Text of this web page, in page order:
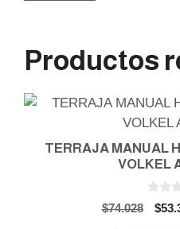
Productos
TERRAJA MANUAL
VOLKEL
$74.028
El
$